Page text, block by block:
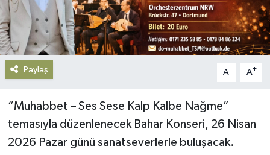
Paylaş A- A+
“Muhabbet – Ses Sese Kalp Kalbe Nağme”
temasıyla düzenlenecek Bahar Konseri, 26 Nisan
2026 Pazar günü sanatseverlerle buluşacak.
Podcast
Politika
Sağlık
Siyaset
Spor